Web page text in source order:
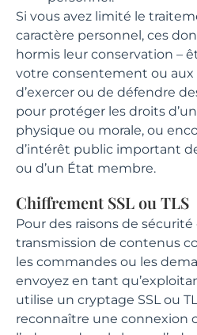
Si vous avez limité le
caractère personnel, ces
hormis leur conservation –
votre consentement ou aux
d’exercer ou de défendre
pour protéger les droits
physique ou morale, ou
d’intérêt public important
ou d’un État membre.
Chiffrement SSL ou TLS
Pour des raisons de
transmission de contenus
les commandes ou les
envoyez en tant
utilise un cryptage SSL ou
reconnaître une connexion